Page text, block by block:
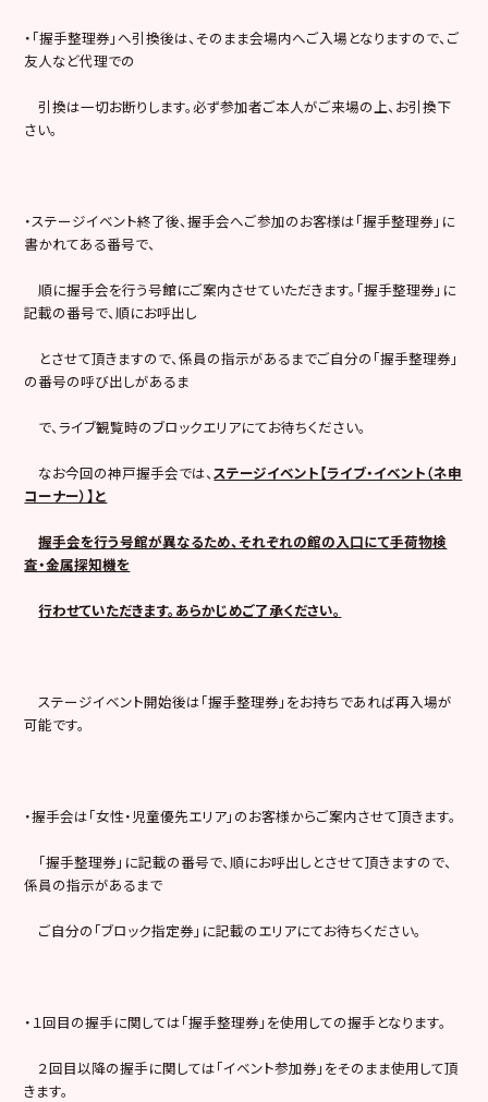
・「握手整理券」へ引換後は、そのまま会場内へご入場となりますので、ご
友人など代理での
引換は一切お断りします。必ず参加者ご本人がご来場の上、お引換下
さい。
・ステージイベント終了後、握手会へご参加のお客様は「握手整理券」に
書かれてある番号で、
順に握手会を行う号館にご案内させていただきます。「握手整理券」に
記載の番号で、順にお呼出し
とさせて頂きますので、係員の指示があるまでご自分の「握手整理券」
の番号の呼び出しがあるま
で、ライブ観覧時のブロックエリアにてお待ちください。
なお今回の神戸握手会では、 ステージイベント【ライブ・イベント（ネ申
コーナー）】と
握手会を行う号館が異なるため、それぞれの館の入口にて手荷物検
査・金属探知機を
行わせていただきます。あらかじめご了承ください。
ステージイベント開始後は「握手整理券」をお持ちであれば再入場が
可能です。
・握手会は「女性・児童優先エリア」のお客様からご案内させて頂きます。
「握手整理券」に記載の番号で、順にお呼出しとさせて頂きますので、
係員の指示があるまで
ご自分の「ブロック指定券」に記載のエリアにてお待ちください。
・１回目の握手に関しては「握手整理券」を使用しての握手となります。
２回目以降の握手に関しては「イベント参加券」をそのまま使用して頂
きます。